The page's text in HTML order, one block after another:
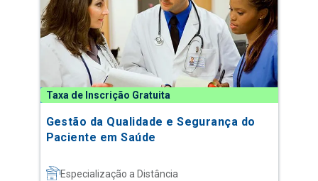
Taxa de Inscrição Gratuita
Gestão da Qualidade e Segurança do
Paciente em Saúde
Especialização a Distância